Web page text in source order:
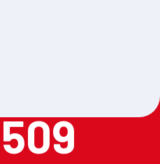
509